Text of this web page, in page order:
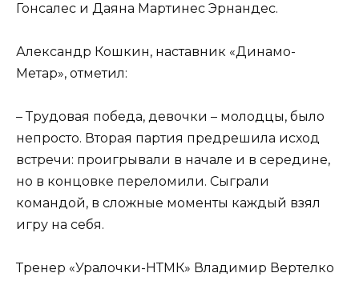
Гонсалес и Даяна Мартинес Эрнандес.
Александр Кошкин, наставник «Динамо-
Метар», отметил:
– Трудовая победа, девочки – молодцы, было
непросто. Вторая партия предрешила исход
встречи: проигрывали в начале и в середине,
но в концовке переломили. Сыграли
командой, в сложные моменты каждый взял
игру на себя.
Тренер «Уралочки-НТМК» Владимир Вертелко